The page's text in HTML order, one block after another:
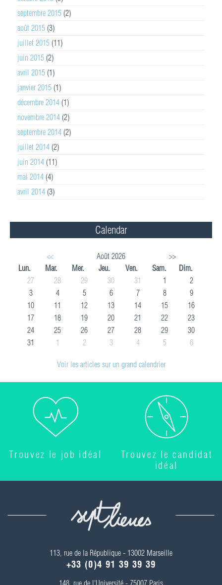
septembre 2015 (2)
août 2015 (3)
juillet 2015 (11)
juin 2015 (2)
avril 2015 (1)
janvier 2015 (1)
décembre 2014 (1)
novembre 2014 (2)
septembre 2014 (2)
juillet 2014 (2)
juin 2014 (11)
mai 2014 (4)
avril 2014 (3)
Calendar
<< Août 2026
>>
Lun.
Mar. Mer. Jeu. Ven. Sam.
Dim.
27
28 29 30 31 1
2
3
4 5 6 7 8
9
10
11 12 13 14 15
16
17
18 19 20 21 22
23
24
25 26 27 28 29
30
31
1 2 3 4 5 6
Voir les articles sur un grand calendrier
Trouvez le job idéal
Trouvez le candidat
idéal
113, rue de la République - 13002 Marseille
+33 (0)4 91 39 39 39
148, rue de l'Université - 75007 Paris